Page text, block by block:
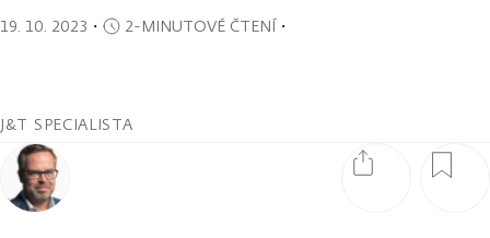
19. 10. 2023 ・ 2-MINUTOVÉ ČTENÍ・
J&T SPECIALISTA